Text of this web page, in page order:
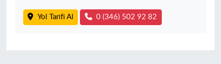
Yol Tarifi Al 0 (346) 502 92 82